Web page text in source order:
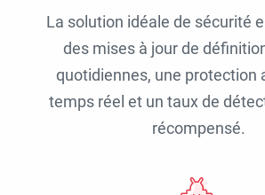
La solution idéale de sécurité
des mises à jour de
quotidiennes, une protection
temps réel et un taux de
récompensé.